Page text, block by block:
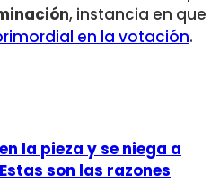
, instancia en que
en la votación.
la pieza y se niega a
son las razones